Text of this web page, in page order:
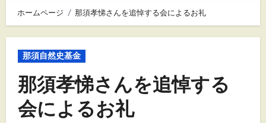
ホームページ 那須孝悌さんを追悼する会によるお礼
那須自然史基金
那須孝悌さんを追悼する
会によるお礼